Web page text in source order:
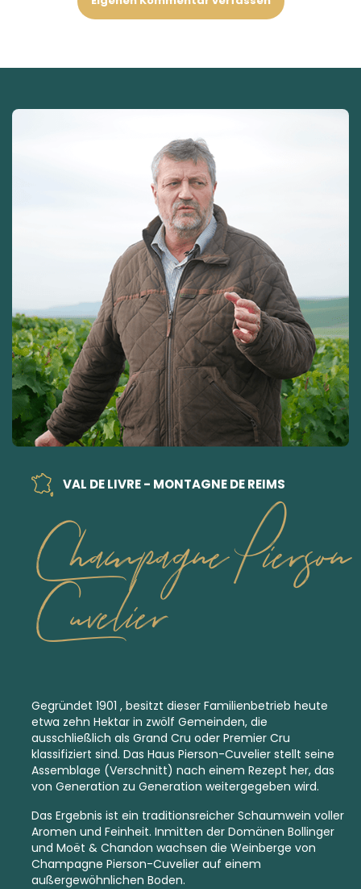
VAL DE LIVRE - MONTAGNE DE REIMS
Champagne Pierson
Cuvelier
Gegründet 1901 , besitzt dieser Familienbetrieb heute
etwa zehn Hektar in zwölf Gemeinden, die
ausschließlich als Grand Cru oder Premier Cru
klassifiziert sind. Das Haus Pierson-Cuvelier stellt seine
Assemblage (Verschnitt) nach einem Rezept her, das
von Generation zu Generation weitergegeben wird.
Das Ergebnis ist ein traditionsreicher Schaumwein voller
Aromen und Feinheit. Inmitten der Domänen Bollinger
und Moët & Chandon wachsen die Weinberge von
Champagne Pierson-Cuvelier auf einem
außergewöhnlichen Boden.